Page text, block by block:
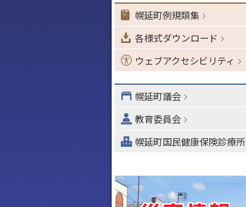
幌延町例規類集
各様式ダウンロード
ウェブアクセシビリティ
幌延町議会
教育委員会
幌延町国民健康保険診療所